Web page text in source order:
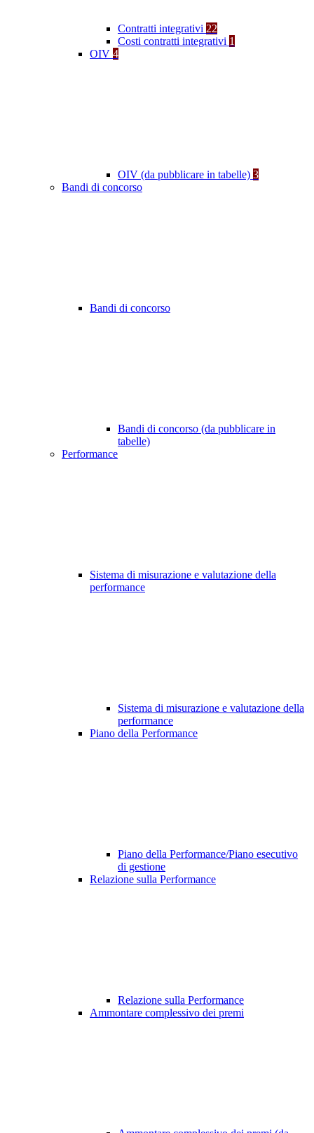
Contratti integrativi 22
Costi contratti integrativi 1
OIV 4
OIV (da pubblicare in tabelle) 3
Bandi di concorso
Bandi di concorso
Bandi di concorso (da pubblicare in
tabelle)
Performance
Sistema di misurazione e valutazione della
performance
Sistema di misurazione e valutazione della
performance
Piano della Performance
Piano della Performance/Piano esecutivo
di gestione
Relazione sulla Performance
Relazione sulla Performance
Ammontare complessivo dei premi